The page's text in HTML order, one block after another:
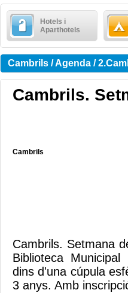
Hotels i
Aparthotels
Cambrils / Agenda /
Cambrils.
Cambrils
Cambrils. Setmana
Biblioteca Municipal
dins d'una cúpula
3 anys. Amb